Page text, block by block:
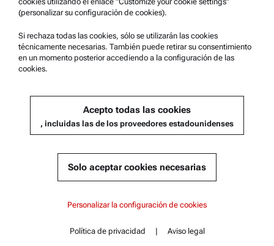
Información de la empresa
Empresa
Noticias
Relaciones públicas
© 2026 Anton Paar GmbH
(personalizar su configuración de cookies).
Si rechaza todas las cookies, sólo se utilizarán las cookies
técnicamente necesarias. También puede retirar su consentimiento
en un momento posterior accediendo a la configuración de las
cookies.
Acepto todas las cookies
, incluidas las de los proveedores estadounidenses
Solo aceptar cookies necesarias
Personalizar la configuración de cookies
Política de privacidad | Aviso legal
Contacto Contenido